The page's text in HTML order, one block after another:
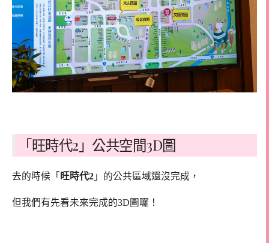
「旺時代2」公共空間3D圖
去的時候「 旺時代2 」的公共區域還沒完成，
但我們有先看未來完成的3D圖囉！